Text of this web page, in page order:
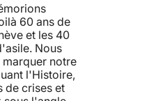
60 ans de
et les 40
Nous
notre
l'Histoire,
de crises et